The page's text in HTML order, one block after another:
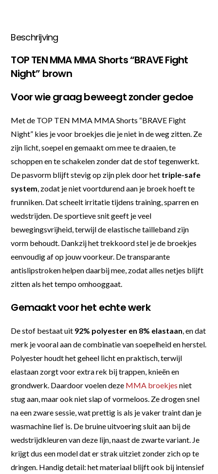
Beschrijving
TOP TEN MMA MMA Shorts “BRAVE Fight
Night” brown
Voor wie graag beweegt zonder gedoe
Met de TOP TEN MMA MMA Shorts “BRAVE Fight
Night” kies je voor broekjes die je niet in de weg zitten. Ze
zijn licht, soepel en gemaakt om mee te draaien, te
schoppen en te schakelen zonder dat de stof tegenwerkt.
De pasvorm blijft stevig op zijn plek door het triple-safe
system, zodat je niet voortdurend aan je broek hoeft te
frunniken. Dat scheelt irritatie tijdens training, sparren en
wedstrijden. De sportieve snit geeft je veel
bewegingsvrijheid, terwijl de elastische tailleband zijn
vorm behoudt. Dankzij het trekkoord stel je de broekjes
eenvoudig af op jouw voorkeur. De transparante
antislipstroken helpen daarbij mee, zodat alles netjes blijft
zitten als het tempo omhooggaat.
Gemaakt voor het echte werk
De stof bestaat uit 92% polyester en 8% elastaan, en dat
merk je vooral aan de combinatie van soepelheid en herstel.
Polyester houdt het geheel licht en praktisch, terwijl
elastaan zorgt voor extra rek bij trappen, knieën en
grondwerk. Daardoor voelen deze MMA broekjes niet
stug aan, maar ook niet slap of vormeloos. Ze drogen snel
na een zware sessie, wat prettig is als je vaker traint dan je
wasmachine lief is. De bruine uitvoering sluit aan bij de
wedstrijdkleuren van deze lijn, naast de zwarte variant. Je
krijgt dus een model dat er strak uitziet zonder zich op te
dringen. Handig detail: het materiaal blijft ook bij intensief